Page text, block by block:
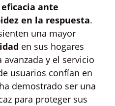
eficacia ante
en la respuesta.
una mayor
en sus hogares
y el servicio
usuarios confían en
demostrado ser una
para proteger sus